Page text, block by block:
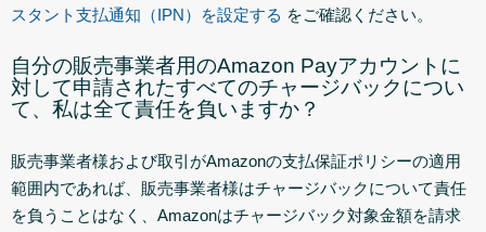
スタント支払通知（IPN）を設定する をご確認ください。
自分の販売事業者用のAmazon Payアカウントに
対して申請されたすべてのチャージバックについ
て、私は全て責任を負いますか？
販売事業者様および取引がAmazonの支払保証ポリシーの適用
範囲内であれば、販売事業者様はチャージバックについて責任
を負うことはなく、Amazonはチャージバック対象金額を請求